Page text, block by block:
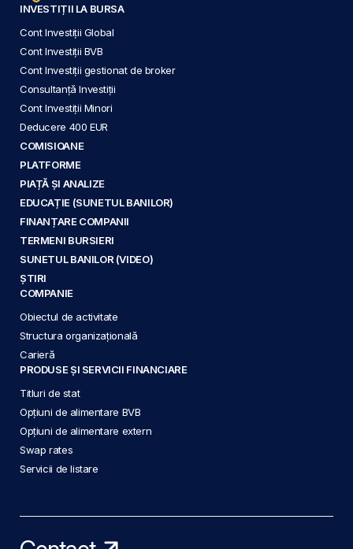
INVESTIȚII LA BURSA
Cont Investiții Global
Cont Investiții BVB
Cont Investiții gestionat de broker
Consultanță Investiții
Cont Investiții Minori
Deducere 400 EUR
COMISIOANE
PLATFORME
PIAȚĂ ȘI ANALIZE
EDUCAȚIE (SUNETUL BANILOR)
FINANȚARE COMPANII
TERMENI BURSIERI
SUNETUL BANILOR (VIDEO)
ȘTIRI
COMPANIE
Obiectul de activitate
Structura organizațională
Carieră
PRODUSE ȘI SERVICII FINANCIARE
Titluri de stat
Opțiuni de alimentare BVB
Opțiuni de alimentare extern
Swap rates
Servicii de listare